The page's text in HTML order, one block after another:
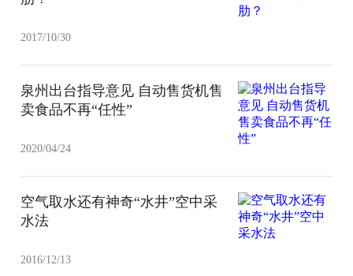
2017/10/30
泉州出台指导意见 自动售货机售
卖食品不再“任性”
2020/04/24
空气取水还有神奇“水井”空中采
水法
2016/12/13